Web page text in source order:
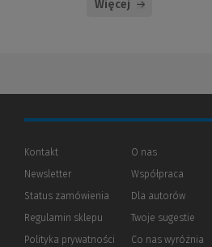
Więcej
Kontakt
Newsletter
Status zamówienia
Regulamin sklepu
Polityka prywatności (Nowe
(Link
O nas
Współpraca
Dla autorów(Nowe
(Link
innej
strony)
Twoje sugestie
Co nas wyróżnia